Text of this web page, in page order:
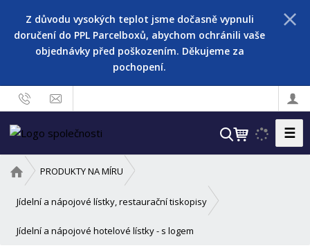
Z důvodu vysokých teplot jsme dočasně vypnuli
doručení do PPL Parcelboxů, abychom ochránili vaše
objednávky před poškozením. Děkujeme za
pochopení.
V
☰
v
o
n
PRODUKTY NA MÍRU
Jídelní a nápojové lístky, restaurační tiskopisy
Jídelní a nápojové hotelové lístky - s logem